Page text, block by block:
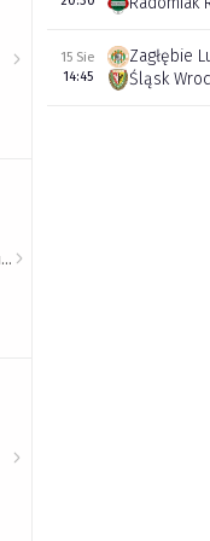
Arabia Saudyjska
15 Sie
14:45
Zagłębie
Śląsk